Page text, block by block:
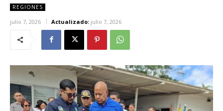
REGIONES
julio 7, 2026 Actualizado: julio 7, 2026